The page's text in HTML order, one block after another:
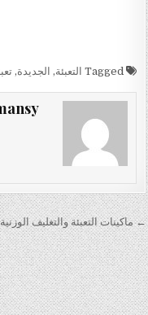
Tagged التعبئة, الجديدة,
تصفّح
المقالات
← ماكينات التعبئة والتغليف